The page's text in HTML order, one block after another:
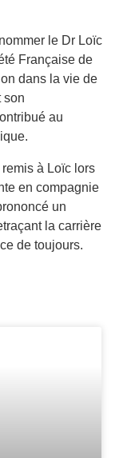
le Dr Loïc
Française de
dans la vie de
son
au
remis à Loïc lors
en compagnie
un
la carrière
de toujours.